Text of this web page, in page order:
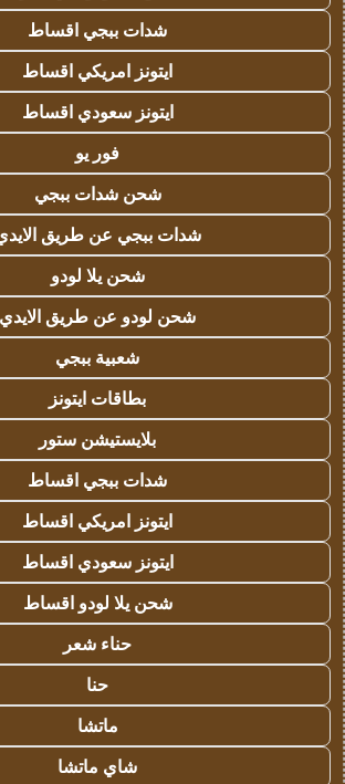
شدات ببجي اقساط
ايتونز امريكي اقساط
ايتونز سعودي اقساط
فور يو
شحن شدات ببجي
شدات ببجي عن طريق
شحن يلا لودو
شحن لودو عن طريق الايدي
شعبية ببجي
بطاقات ايتونز
بلايستيشن ستور
شدات ببجي اقساط
ايتونز امريكي اقساط
ايتونز سعودي اقساط
شحن يلا لودو اقساط
حناء شعر
حنا
ماتشا
شاي ماتشا